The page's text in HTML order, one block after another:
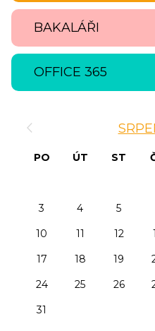
BAKALÁŘI
OFFICE 365
PO ÚT ST
3
4 5
10
11 12
17
18 19
24
25 26
31